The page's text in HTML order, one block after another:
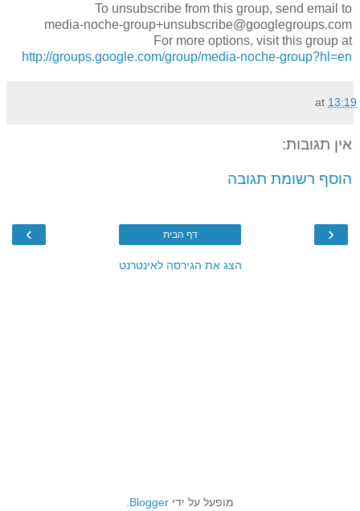
To unsubscribe from this group, send email to
media-noche-group+unsubscribe@googlegroups.com
For more options, visit this group at
http://groups.google.com/group/media-noche-group?hl=en
at 13:19
אין תגובות:
הוסף רשומת תגובה
‹
› דף הבית
הצג את הגירסה לאינטרנט
מופעל על ידי Blogger